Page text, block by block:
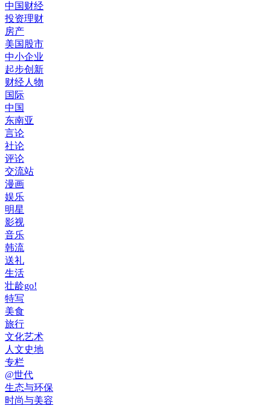
中国财经
投资理财
房产
美国股市
中小企业
起步创新
财经人物
国际
中国
东南亚
言论
社论
评论
交流站
漫画
娱乐
明星
影视
音乐
韩流
送礼
生活
壮龄go!
特写
美食
旅行
文化艺术
人文史地
专栏
@世代
生态与环保
时尚与美容